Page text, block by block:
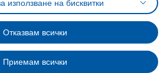
ikea.bgОбща политика за личните данни
на личните данни на ikea.bg
на програма IKEA Family
лични данни на програма IKEA Family
използване на бисквитки
Отказвам всички
Приемам всички